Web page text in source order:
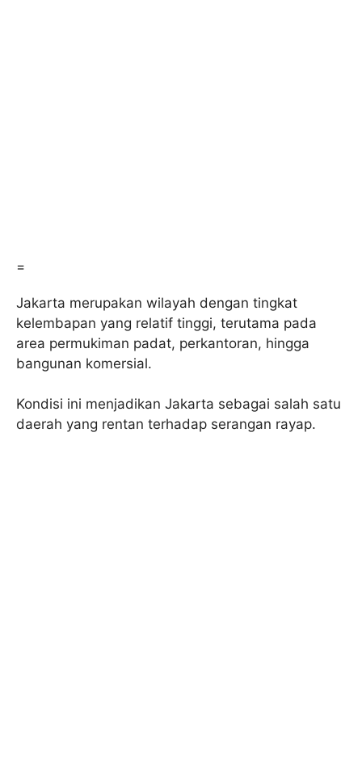
=
Jakarta merupakan wilayah dengan tingkat
kelembapan yang relatif tinggi, terutama pada
area permukiman padat, perkantoran, hingga
bangunan komersial.
Kondisi ini menjadikan Jakarta sebagai salah satu
daerah yang rentan terhadap serangan rayap.